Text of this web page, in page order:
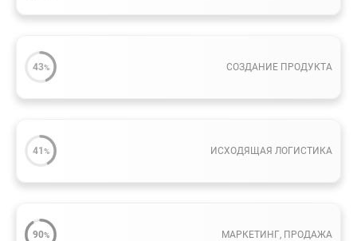
43% СОЗДАНИЕ ПРОДУКТА
41 % ИСХОДЯЩАЯ ЛОГИСТИКА
90% МАРКЕТИНГ, ПРОДАЖА